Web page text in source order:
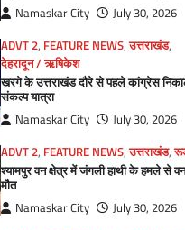
Namaskar City
July 30, 2026
ADVT 2, FEATURE NEWS,उत्तराखंड,
देहरादून / ऋषिकेश
खरगे के उत्तराखंड दौरे से पहले कांग्रेस
संकल्प यात्रा
Namaskar City
July 30, 2026
ADVT 2, FEATURE NEWS,उत्तराखंड,
श्यामपुर वन क्षेत्र में जंगली हाथी के हमले से
मौत
Namaskar City
July 30, 2026